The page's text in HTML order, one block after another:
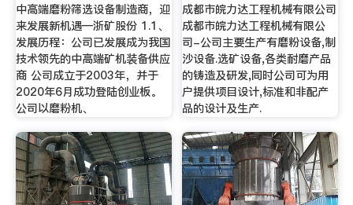
中高端磨粉筛选设备制造商，迎
来发展新机遇—浙矿股份 1.1、
发展历程：公司已发展成为我国
技术领先的中高端矿机装备供应
商 公司成立于2003年，并于
2020年6月成功登陆创业板。
公司以磨粉机、
成都市皖力达工程机械有限公司
成都市皖力达工程机械有限公
司-公司主要生产有磨粉设备,制
沙设备.选矿设备,各类耐磨产品
的铸造及研发,同时公司可为用
户提供项目设计,标准和非配产
品的设计及生产.